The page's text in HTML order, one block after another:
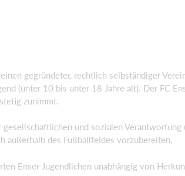
gegründeter, rechtlich selbständiger
(unter 10 bis unter 18 Jahre alt). Der FC
zunimmt.
und sozialen
außerhalb des Fußballfeldes vorzubereiten.
Enser Jugendlichen unabhängig von